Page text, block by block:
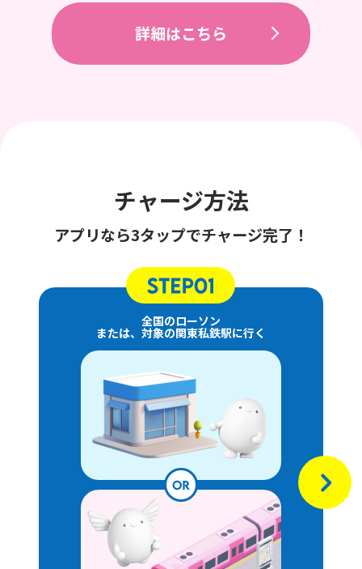
詳細はこちら
チャージ方法
アプリなら3タップでチャージ完了！
全国のローソン
または、対象の関東私鉄駅に行く